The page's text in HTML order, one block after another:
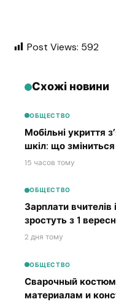
Post Views: 592
Схожі новини
ОБЩЕСТВО
Мобільні укриття
шкіл: що
15 часов тому
ОБЩЕСТВО
Зарплати вчителів
зростуть з 1
2 дня тому
ОБЩЕСТВО
Сварочный
материалам и